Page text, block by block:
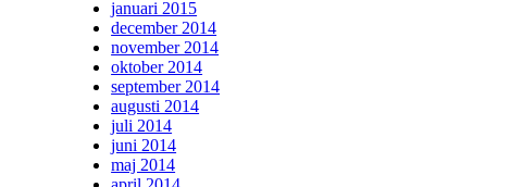
januari 2015
december 2014
november 2014
oktober 2014
september 2014
augusti 2014
juli 2014
juni 2014
maj 2014